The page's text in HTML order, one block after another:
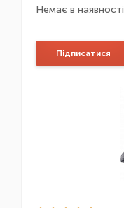
Немає в наявності
Підписатися